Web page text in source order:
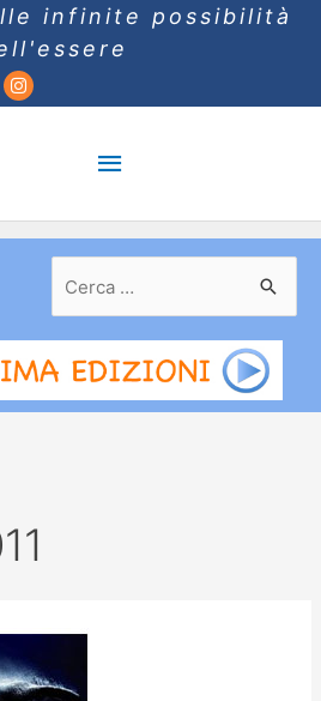
infinite possibilità
Menu
principale
per: